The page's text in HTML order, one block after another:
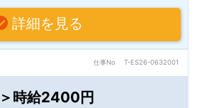
詳細を見る
仕事No T-ES26-0632001
時給2400円